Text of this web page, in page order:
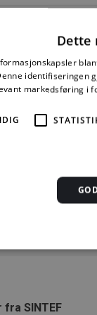
Støy fra
Støy fra
Trykkstøt i
SINTEF
Dette
identifiseringen
markedsføring i
tillater